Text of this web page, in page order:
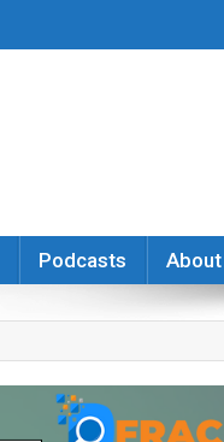
Podcasts About